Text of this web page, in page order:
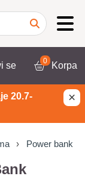
se 0 Korpa
20.7-
×
Power bank